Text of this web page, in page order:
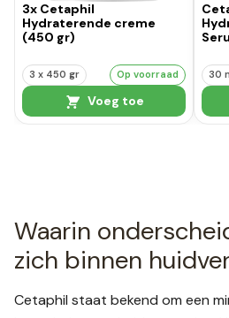
3x Cetaphil
Hydraterende creme
(450 gr)
3 x 450 gr Op voorraad
Voeg toe
30
Waarin
zich binnen
Cetaphil staat bekend om een